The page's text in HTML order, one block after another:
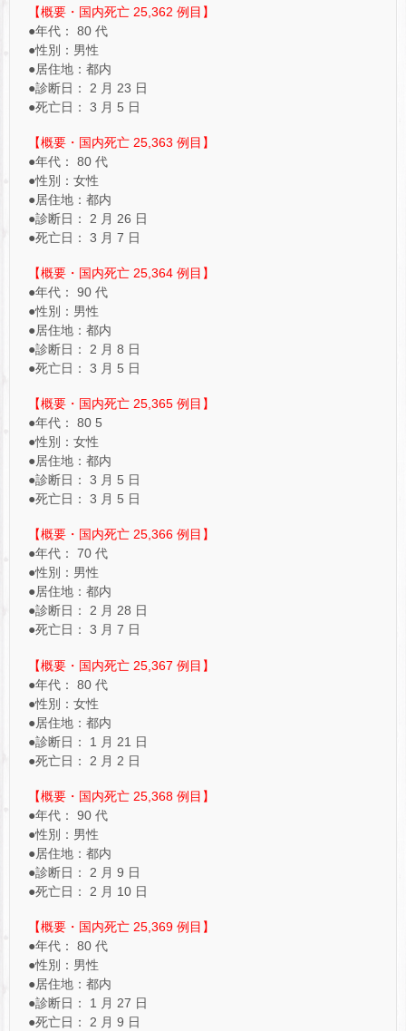
【概要・国内死亡 25,362 例目】
●年代： 80 代
●性別：男性
●居住地：都内
●診断日： 2 月 23 日
●死亡日： 3 月 5 日
【概要・国内死亡 25,363 例目】
●年代： 80 代
●性別：女性
●居住地：都内
●診断日： 2 月 26 日
●死亡日： 3 月 7 日
【概要・国内死亡 25,364 例目】
●年代： 90 代
●性別：男性
●居住地：都内
●診断日： 2 月 8 日
●死亡日： 3 月 5 日
【概要・国内死亡 25,365 例目】
●年代： 80 5
●性別：女性
●居住地：都内
●診断日： 3 月 5 日
●死亡日： 3 月 5 日
【概要・国内死亡 25,366 例目】
●年代： 70 代
●性別：男性
●居住地：都内
●診断日： 2 月 28 日
●死亡日： 3 月 7 日
【概要・国内死亡 25,367 例目】
●年代： 80 代
●性別：女性
●居住地：都内
●診断日： 1 月 21 日
●死亡日： 2 月 2 日
【概要・国内死亡 25,368 例目】
●年代： 90 代
●性別：男性
●居住地：都内
●診断日： 2 月 9 日
●死亡日： 2 月 10 日
【概要・国内死亡 25,369 例目】
●年代： 80 代
●性別：男性
●居住地：都内
●診断日： 1 月 27 日
●死亡日： 2 月 9 日